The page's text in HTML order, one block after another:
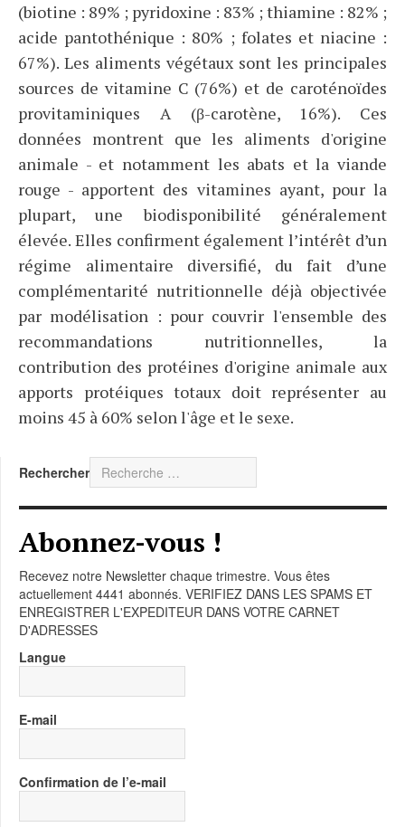
(biotine : 89% ; pyridoxine : 83% ; thiamine : 82% ;
acide pantothénique : 80% ; folates et niacine :
67%). Les aliments végétaux sont les principales
sources de vitamine C (76%) et de caroténoïdes
provitaminiques A (β-carotène, 16%). Ces
données montrent que les aliments d'origine
animale - et notamment les abats et la viande
rouge - apportent des vitamines ayant, pour la
plupart, une biodisponibilité généralement
élevée. Elles confirment également l’intérêt d’un
régime alimentaire diversifié, du fait d’une
complémentarité nutritionnelle déjà objectivée
par modélisation : pour couvrir l'ensemble des
recommandations nutritionnelles, la
contribution des protéines d'origine animale aux
apports protéiques totaux doit représenter au
moins 45 à 60% selon l'âge et le sexe.
Rechercher
Abonnez-vous !
Recevez notre Newsletter chaque trimestre. Vous êtes
actuellement 4441 abonnés. VERIFIEZ DANS LES SPAMS ET
ENREGISTRER L'EXPEDITEUR DANS VOTRE CARNET
D'ADRESSES
Langue
E-mail
Confirmation de l’e-mail